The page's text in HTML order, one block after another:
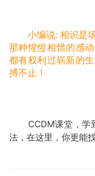
小编说:相识是
那种惺惺相惜的感
都有权利过崭新的
搏不止！
CCDM课堂，学
法，在这里，你更能